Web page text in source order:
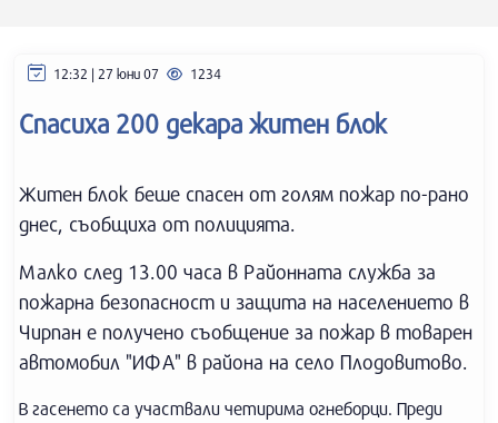
12:32 | 27 юни 07 1234
Спасиха 200 декара житен блок
Житен блок беше спасен от голям пожар по-рано
днес, съобщиха от полицията.
Малко след 13.00 часа в Районната служба за
пожарна безопасност и защита на населението в
Чирпан е получено съобщение за пожар в товарен
автомобил "ИФА" в района на село Плодовитово.
В гасенето са участвали четирима огнеборци. Преди